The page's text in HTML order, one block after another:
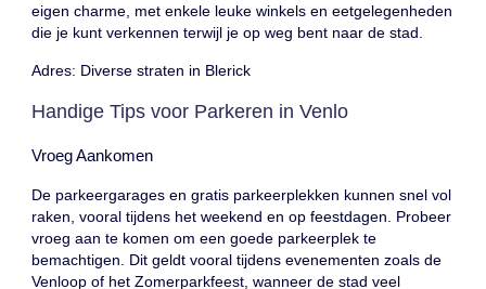
eigen charme, met enkele leuke winkels en eetgelegenheden
die je kunt verkennen terwijl je op weg bent naar de stad.
Adres: Diverse straten in Blerick
Handige Tips voor Parkeren in Venlo
Vroeg Aankomen
De parkeergarages en gratis parkeerplekken kunnen snel vol
raken, vooral tijdens het weekend en op feestdagen. Probeer
vroeg aan te komen om een goede parkeerplek te
bemachtigen. Dit geldt vooral tijdens evenementen zoals de
Venloop of het Zomerparkfeest, wanneer de stad veel